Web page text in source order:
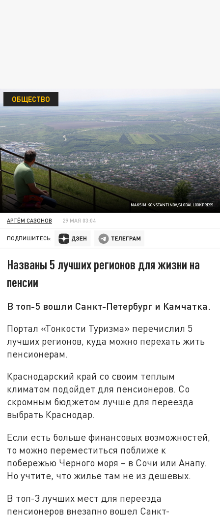
MAKSIM KONSTANTINOV/GLOBALLOOKPRESS
ОБЩЕСТВО
АРТЁМ САЗОНОВ 29 МАЯ 03:04
ПОДПИШИТЕСЬ:
Названы 5 лучших регионов для жизни на
пенсии
В топ-5 вошли Санкт-Петербург и Камчатка.
Портал «Тонкости Туризма» перечислил 5
лучших регионов, куда можно перехать жить
пенсионерам.
Краснодарский край со своим теплым
климатом подойдет для пенсионеров. Со
скромным бюджетом лучше для переезда
выбрать Краснодар.
Если есть больше финансовых возможностей,
то можно переместиться поближе к
побережью Черного моря – в Сочи или Анапу.
Но учтите, что жилье там не из дешевых.
В топ-3 лучших мест для переезда
пенсионеров внезапно вошел Санкт-